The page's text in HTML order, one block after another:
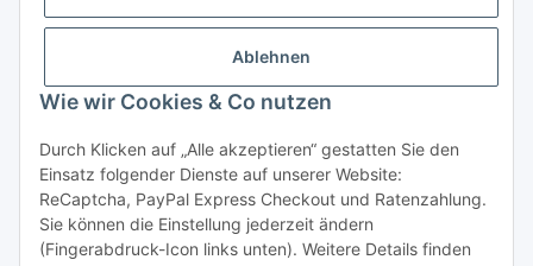
Ablehnen
Wie wir Cookies & Co nutzen
Durch Klicken auf „Alle akzeptieren“ gestatten Sie den
Einsatz folgender Dienste auf unserer Website:
ReCaptcha, PayPal Express Checkout und Ratenzahlung.
Sie können die Einstellung jederzeit ändern
(Fingerabdruck-Icon links unten). Weitere Details finden
Vertrag widerrufen